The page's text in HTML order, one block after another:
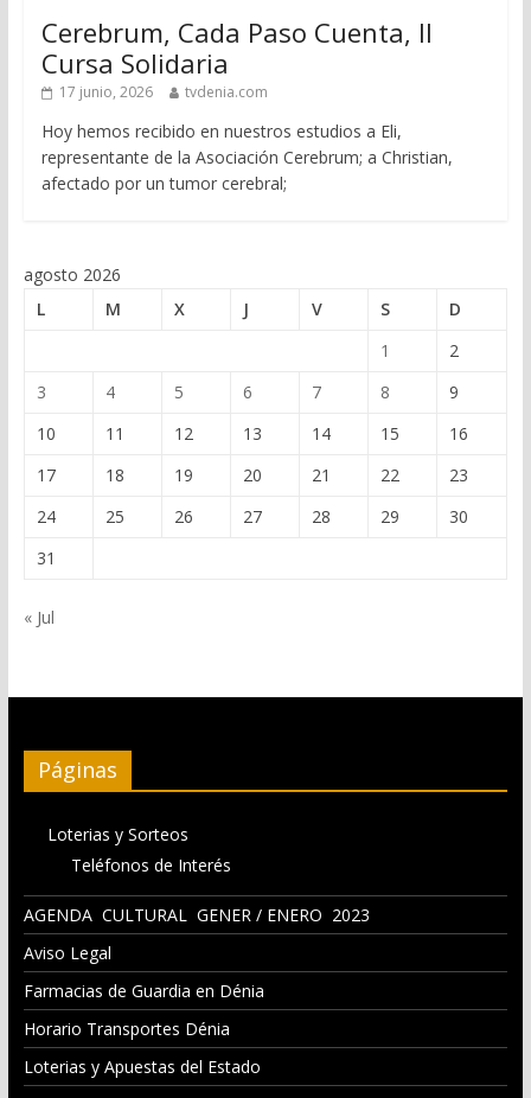
Cerebrum, Cada Paso Cuenta, II
Cursa Solidaria
17 junio, 2026 tvdenia.com
Hoy hemos recibido en nuestros estudios a Eli,
representante de la Asociación Cerebrum; a Christian,
afectado por un tumor cerebral;
agosto 2026
L
M X J V S
D
1
2
3
4 5 6 7 8
9
10
11 12 13 14 15
16
17
18 19 20 21 22
23
24
25 26 27 28 29
30
31
« Jul
Páginas
Loterias y Sorteos
Teléfonos de Interés
AGENDA CULTURAL GENER / ENERO 2023
Aviso Legal
Farmacias de Guardia en Dénia
Horario Transportes Dénia
Loterias y Apuestas del Estado